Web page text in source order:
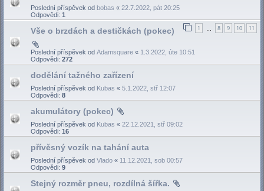
Poslední příspěvek od bobas « 22.7.2022, pát 20:25
Odpovědi: 1
1 8 9 10 11
Vše o brzdách a destičkách (pokec)
Poslední příspěvek od Adamsquare « 1.3.2022, úte 10:51
Odpovědi: 272
dodělání tažného zařízení
Poslední příspěvek od Kubas « 5.1.2022, stř 12:07
Odpovědi: 8
akumulátory (pokec)
Poslední příspěvek od Kubas « 22.12.2021, stř 09:02
Odpovědi: 16
přívěsný vozík na tahání auta
Poslední příspěvek od Vlado « 11.12.2021, sob 00:57
Odpovědi: 9
Stejný rozměr pneu, rozdílná šířka.